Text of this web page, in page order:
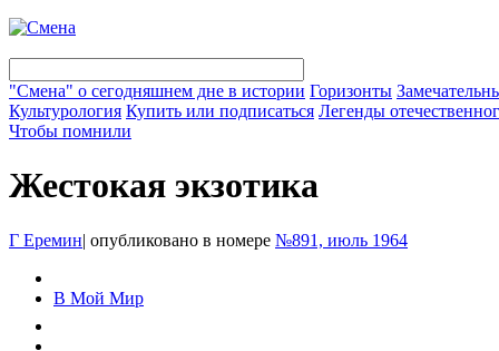
"Смена" о сегодняшнем дне в истории Горизонты
Культурология Купить или подписаться Легенды
Чтобы помнили
Жестокая экзотика
Г Еремин| опубликовано в номере №891, июль 1964
В Мой Мир